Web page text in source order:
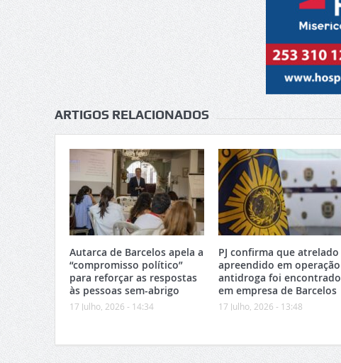
ARTIGOS RELACIONADOS
Autarca de Barcelos apela a
“compromisso político”
para reforçar as respostas
às pessoas sem-abrigo
17 Julho, 2026 - 14:34
PJ confirma que atrelado
apreendido em operação
antidroga foi encontrado
em empresa de Barcelos
17 Julho, 2026 - 13:48